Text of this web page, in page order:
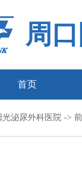
周
首页
光泌尿外科医院 ->